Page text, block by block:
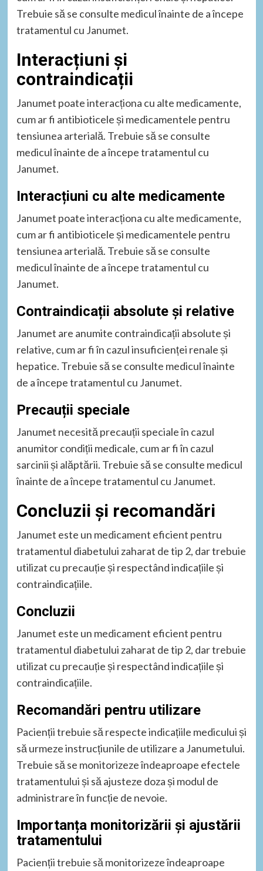
Trebuie să se consulte medicul înainte de a începe
tratamentul cu Janumet.
Interacțiuni și
contraindicații
Janumet poate interacționa cu alte medicamente,
cum ar fi antibioticele și medicamentele pentru
tensiunea arterială. Trebuie să se consulte
medicul înainte de a începe tratamentul cu
Janumet.
Interacțiuni cu alte medicamente
Janumet poate interacționa cu alte medicamente,
cum ar fi antibioticele și medicamentele pentru
tensiunea arterială. Trebuie să se consulte
medicul înainte de a începe tratamentul cu
Janumet.
Contraindicații absolute și relative
Janumet are anumite contraindicații absolute și
relative, cum ar fi în cazul insuficienței renale și
hepatice. Trebuie să se consulte medicul înainte
de a începe tratamentul cu Janumet.
Precauții speciale
Janumet necesită precauții speciale în cazul
anumitor condiții medicale, cum ar fi în cazul
sarcinii și alăptării. Trebuie să se consulte medicul
înainte de a începe tratamentul cu Janumet.
Concluzii și recomandări
Janumet este un medicament eficient pentru
tratamentul diabetului zaharat de tip 2, dar trebuie
utilizat cu precauție și respectând indicațiile și
contraindicațiile.
Concluzii
Janumet este un medicament eficient pentru
tratamentul diabetului zaharat de tip 2, dar trebuie
utilizat cu precauție și respectând indicațiile și
contraindicațiile.
Recomandări pentru utilizare
Pacienții trebuie să respecte indicațiile medicului și
să urmeze instrucțiunile de utilizare a Janumetului.
Trebuie să se monitorizeze îndeaproape efectele
tratamentului și să ajusteze doza și modul de
administrare în funcție de nevoie.
Importanța monitorizării și ajustării
tratamentului
Pacienții trebuie să monitorizeze îndeaproape